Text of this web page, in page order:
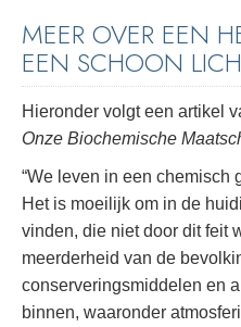
MEER OVER EEN
EEN SCHOON
Hieronder volgt een artikel
Onze Biochemische
“We leven in een chemisch
Het is moeilijk om in de
vinden, die niet door dit feit
meerderheid van de
conserveringsmiddelen en
binnen, waaronder